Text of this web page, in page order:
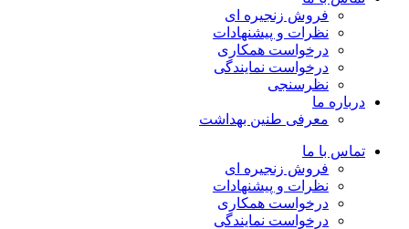
فروش زنجیره ای
نظرات و پیشنهادات
درخواست همکاری
درخواست نمایندگی
نظرسنجی
درباره ما
معرفی طنین بهداشت
تماس با ما
فروش زنجیره ای
نظرات و پیشنهادات
درخواست همکاری
درخواست نمایندگی